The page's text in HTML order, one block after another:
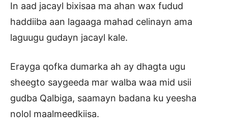
In aad jacayl bixisaa ma ahan wax fudud
haddiiba aan lagaaga mahad celinayn ama
laguugu gudayn jacayl kale.
Erayga qofka dumarka ah ay dhagta ugu
sheegto saygeeda mar walba waa mid usii
gudba Qalbiga, saamayn badana ku yeesha
nolol maalmeedkiisa.